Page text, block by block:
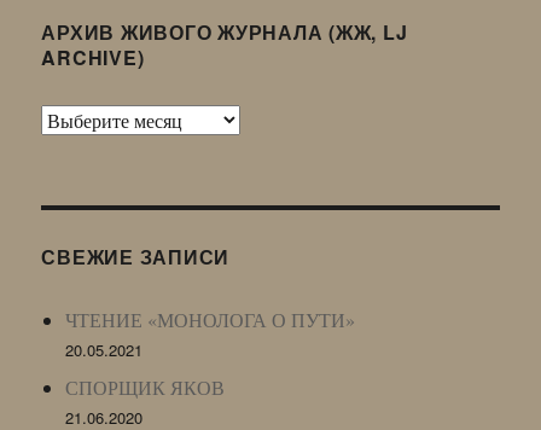
АРХИВ ЖИВОГО ЖУРНАЛА (ЖЖ, LJ
ARCHIVE)
Архив
LJ
СВЕЖИЕ ЗАПИСИ
ЧТЕНИЕ «МОНОЛОГА О ПУТИ»
20.05.2021
СПОРЩИК ЯКОВ
21.06.2020